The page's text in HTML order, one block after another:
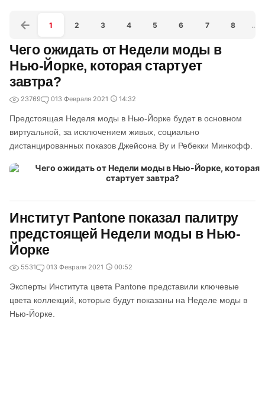
1 2 3 4 5 6 7 8 …
Чего ожидать от Недели моды в
Нью-Йорке, которая стартует
завтра?
23769 013 Февраля 2021 14:32
Предстоящая Неделя моды в Нью-Йорке будет в основном
виртуальной, за исключением живых, социально
дистанцированных показов Джейсона Ву и Ребекки Минкофф.
Институт Pantone показал палитру
предстоящей Недели моды в Нью-
Йорке
5531 013 Февраля 2021 00:52
Эксперты Института цвета Pantone представили ключевые
цвета коллекций, которые будут показаны на Неделе моды в
Нью-Йорке.